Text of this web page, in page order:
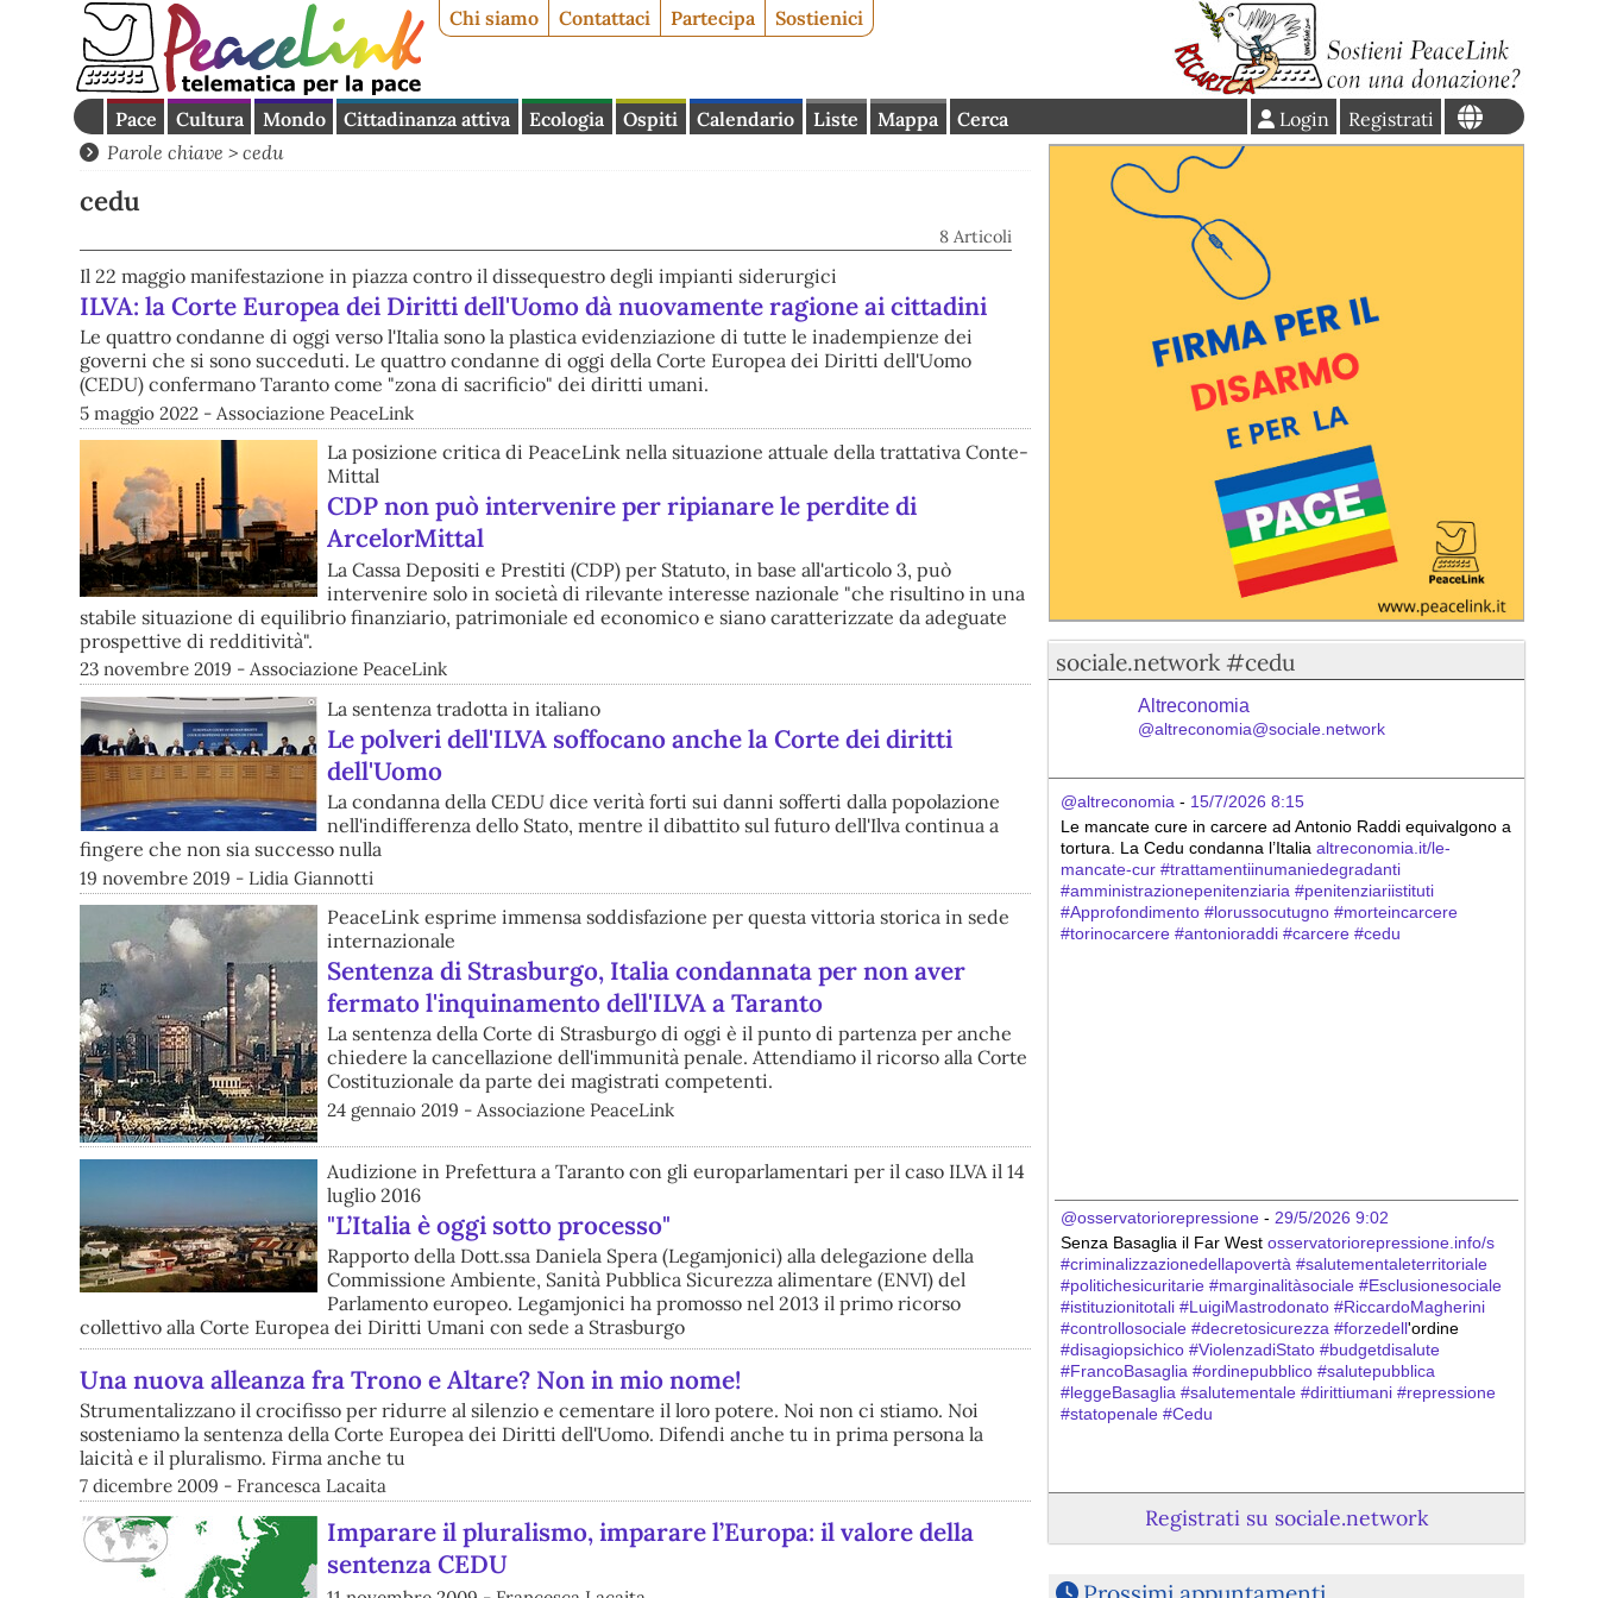
Chi siamo Contattaci Partecipa Sostienici
Pace Cultura Mondo Cittadinanza attiva Ecologia Ospiti Calendario Liste Mappa Cerca Registrati
Login
Parole chiave > cedu
cedu
8 Articoli
Il 22 maggio manifestazione in piazza contro il dissequestro degli impianti siderurgici
ILVA: la Corte Europea dei Diritti dell'Uomo dà nuovamente ragione ai cittadini
Le quattro condanne di oggi verso l'Italia sono la plastica evidenziazione di tutte le inadempienze dei
governi che si sono succeduti. Le quattro condanne di oggi della Corte Europea dei Diritti dell'Uomo
(CEDU) confermano Taranto come "zona di sacrificio" dei diritti umani.
5 maggio 2022 - Associazione PeaceLink
La posizione critica di PeaceLink nella situazione attuale della trattativa Conte-
Mittal
CDP non può intervenire per ripianare le perdite di
ArcelorMittal
La Cassa Depositi e Prestiti (CDP) per Statuto, in base all'articolo 3, può
intervenire solo in società di rilevante interesse nazionale "che risultino in una
stabile situazione di equilibrio finanziario, patrimoniale ed economico e siano caratterizzate da adeguate
prospettive di redditività".
23 novembre 2019 - Associazione PeaceLink
La sentenza tradotta in italiano
Le polveri dell'ILVA soffocano anche la Corte dei diritti
dell'Uomo
La condanna della CEDU dice verità forti sui danni sofferti dalla popolazione
nell'indifferenza dello Stato, mentre il dibattito sul futuro dell'Ilva continua a
fingere che non sia successo nulla
19 novembre 2019 - Lidia Giannotti
PeaceLink esprime immensa soddisfazione per questa vittoria storica in sede
internazionale
Sentenza di Strasburgo, Italia condannata per non aver
fermato l'inquinamento dell'ILVA a Taranto
La sentenza della Corte di Strasburgo di oggi è il punto di partenza per anche
chiedere la cancellazione dell'immunità penale. Attendiamo il ricorso alla Corte
Costituzionale da parte dei magistrati competenti.
24 gennaio 2019 - Associazione PeaceLink
Audizione in Prefettura a Taranto con gli europarlamentari per il caso ILVA il 14
luglio 2016
"L’Italia è oggi sotto processo"
Rapporto della Dott.ssa Daniela Spera (Legamjonici) alla delegazione della
Commissione Ambiente, Sanità Pubblica Sicurezza alimentare (ENVI) del
Parlamento europeo. Legamjonici ha promosso nel 2013 il primo ricorso
collettivo alla Corte Europea dei Diritti Umani con sede a Strasburgo
Una nuova alleanza fra Trono e Altare? Non in mio nome!
Strumentalizzano il crocifisso per ridurre al silenzio e cementare il loro potere. Noi non ci stiamo. Noi
sosteniamo la sentenza della Corte Europea dei Diritti dell'Uomo. Difendi anche tu in prima persona la
laicità e il pluralismo. Firma anche tu
7 dicembre 2009 - Francesca Lacaita
Imparare il pluralismo, imparare l’Europa: il valore della
sentenza CEDU
sociale.network #cedu
Altreconomia
@altreconomia@sociale.network
@altreconomia - 15/7/2026 8:15
Le mancate cure in carcere ad Antonio Raddi equivalgono a
tortura. La Cedu condanna l’Italia altreconomia.it/le-
mancate-cur #trattamentiinumaniedegradanti
#amministrazionepenitenziaria #penitenziariistituti
#Approfondimento #lorussocutugno #morteincarcere
#torinocarcere #antonioraddi #carcere #cedu
@osservatoriorepressione - 29/5/2026 9:02
Senza Basaglia il Far West osservatoriorepressione.info/s
#criminalizzazionedellapovertà #salutementaleterritoriale
#politichesicuritarie #marginalitàsociale #Esclusionesociale
#istituzionitotali #LuigiMastrodonato #RiccardoMagherini
#controllosociale #decretosicurezza #forzedell
#disagiopsichico #ViolenzadiStato #budgetdisalute
#FrancoBasaglia #ordinepubblico #salutepubblica
#leggeBasaglia #salutementale #dirittiumani #repressione
#statopenale #Cedu
Registrati su sociale.network